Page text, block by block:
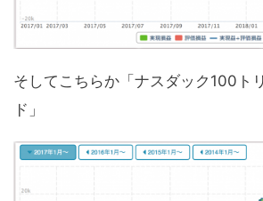
そしてこちらか「ナスダック100ト
ド」